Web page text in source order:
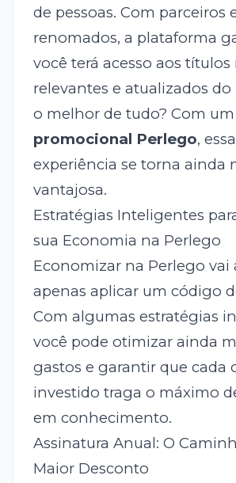
de pessoas. Com parceiros
renomados, a plataforma
você terá acesso aos títulos
relevantes e atualizados do
o melhor de tudo? Com um
promocional Perlego, essa
experiência se torna ainda
vantajosa.
Estratégias Inteligentes
sua Economia na Perlego
Economizar na Perlego vai
apenas aplicar um código
Com algumas estratégias
você pode otimizar ainda
gastos e garantir que cada
investido traga o máximo
em conhecimento.
Assinatura Anual: O
Maior Desconto